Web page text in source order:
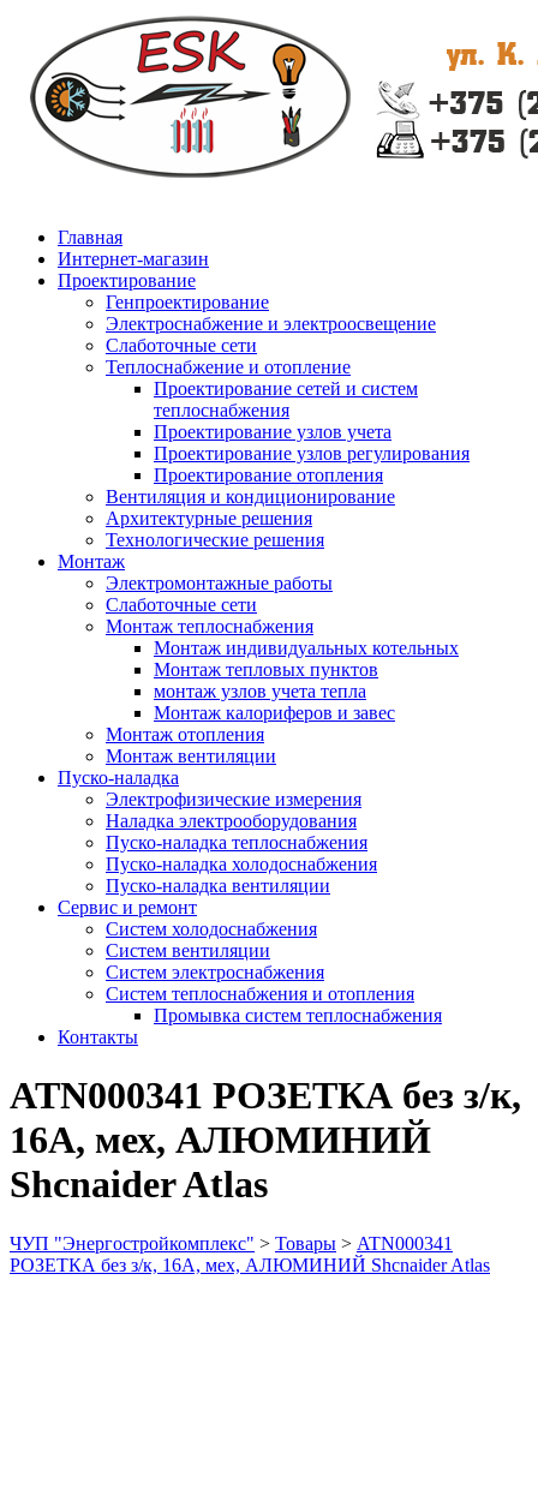
Главная
Интернет-магазин
Проектирование
Генпроектирование
Электроснабжение и электроосвещение
Слаботочные сети
Теплоснабжение и отопление
Проектирование сетей и систем
теплоснабжения
Проектирование узлов учета
Проектирование узлов регулирования
Проектирование отопления
Вентиляция и кондиционирование
Архитектурные решения
Технологические решения
Монтаж
Электромонтажные работы
Слаботочные сети
Монтаж теплоснабжения
Монтаж индивидуальных котельных
Монтаж тепловых пунктов
монтаж узлов учета тепла
Монтаж калориферов и завес
Монтаж отопления
Монтаж вентиляции
Пуско-наладка
Электрофизические измерения
Наладка электрооборудования
Пуско-наладка теплоснабжения
Пуско-наладка холодоснабжения
Пуско-наладка вентиляции
Сервис и ремонт
Систем холодоснабжения
Систем вентиляции
Систем электроснабжения
Систем теплоснабжения и отопления
Промывка систем теплоснабжения
Контакты
ATN000341 РОЗЕТКА без з/к,
16А, мех, АЛЮМИНИЙ
Shcnaider Atlas
ЧУП "Энергостройкомплекс" > Товары > ATN000341
РОЗЕТКА без з/к, 16А, мех, АЛЮМИНИЙ Shcnaider Atlas